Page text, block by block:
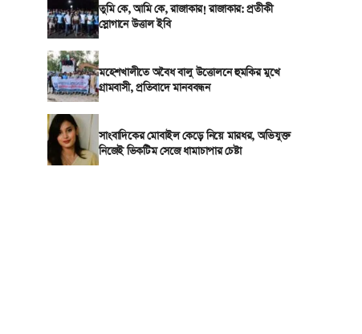
তুমি কে, আমি কে, রাজাকার! রাজাকার: প্রতীকী
স্লোগানে উত্তাল ইবি
মহেশখালীতে অবৈধ বালু উত্তোলনে হুমকির মুখে
গ্রামবাসী, প্রতিবাদে মানববন্ধন
সাংবাদিকের মোবাইল কেড়ে নিয়ে মারধর, অভিযুক্ত
নিজেই ভিকটিম সেজে ধামাচাপার চেষ্টা